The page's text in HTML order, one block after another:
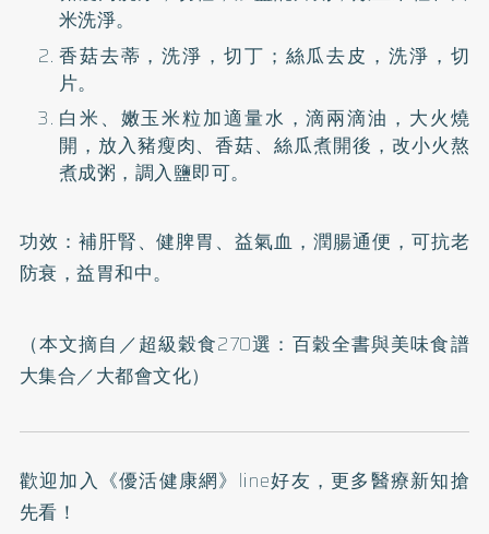
米洗淨。
香菇去蒂，洗淨，切丁；絲瓜去皮，洗淨，切
片。
白米、嫩玉米粒加適量水，滴兩滴油，大火燒
開，放入豬瘦肉、香菇、絲瓜煮開後，改小火熬
煮成粥，調入鹽即可。
功效：補肝腎、健脾胃、益氣血，潤腸通便，可抗老
防衰，益胃和中。
（本文摘自／超級穀食270選：百穀全書與美味食譜
大集合／大都會文化）
歡迎加入 《優活健康網》line好友 ，更多醫療新知搶
先看！